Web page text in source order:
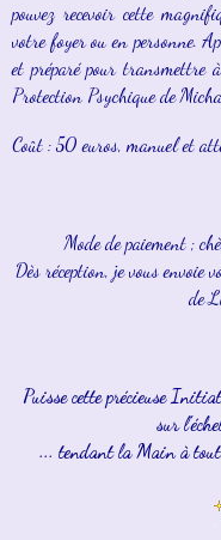
pouvez recevoir cette
votre foyer ou en personne. A
et préparé pour transmettre
Protection Psychique de
Coût : 50 euros, manuel et
Mode de paiement ;
Dès réception, je vous envoie
de
Puisse cette précieuse
sur
... tendant la Main à tout